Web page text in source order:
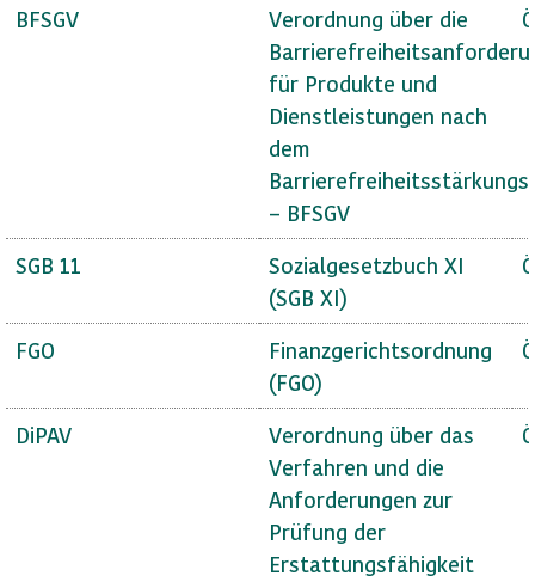
BFSGV
Verordnung über die
für Produkte und
Dienstleistungen nach
dem
– BFSGV
SGB 11
Sozialgesetzbuch XI
(SGB XI)
FGO
Finanzgerichtsordnung
(FGO)
DiPAV
Verordnung über das
Verfahren und die
Anforderungen zur
Prüfung der
Erstattungsfähigkeit